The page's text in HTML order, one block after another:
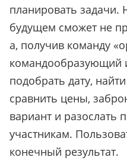
планировать
будущем сможет не
а, получив команду
командообразующий
подобрать дату,
сравнить цены,
вариант и разослать
участникам.
конечный результат.